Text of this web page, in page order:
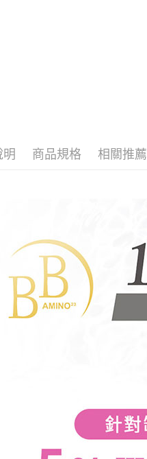
明 商品規格 相關推薦